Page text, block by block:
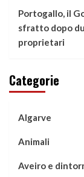
Portogallo, il
sfratto dopo
proprietari
Categorie
Algarve
Animali
Aveiro e